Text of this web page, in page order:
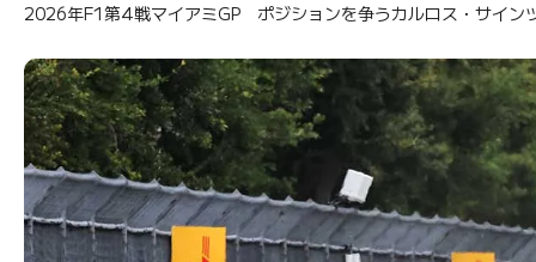
2026年F1第4戦マイアミGP ポジションを争うカルロス・サイン